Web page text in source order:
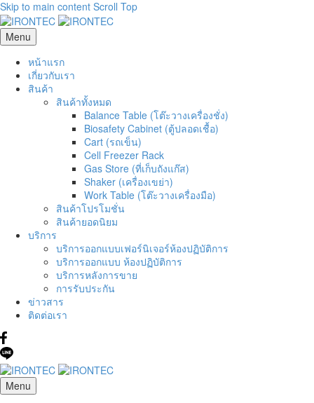
Skip to main content Scroll Top
Menu
หน้าแรก
เกี่ยวกับเรา
สินค้า
สินค้าทั้งหมด
Balance Table (โต๊ะวางเครื่องชั่ง)
Biosafety Cabinet (ตู้ปลอดเชื้อ)
Cart (รถเข็น)
Cell Freezer Rack
Gas Store (ที่เก็บถังแก๊ส)
Shaker (เครื่องเขย่า)
Work Table (โต๊ะวางเครื่องมือ)
สินค้าโปรโมชั่น
สินค้ายอดนิยม
บริการ
บริการออกแบบเฟอร์นิเจอร์ห้องปฏิบัติการ
บริการออกแบบ ห้องปฏิบัติการ
บริการหลังการขาย
การรับประกัน
ข่าวสาร
ติดต่อเรา
Menu